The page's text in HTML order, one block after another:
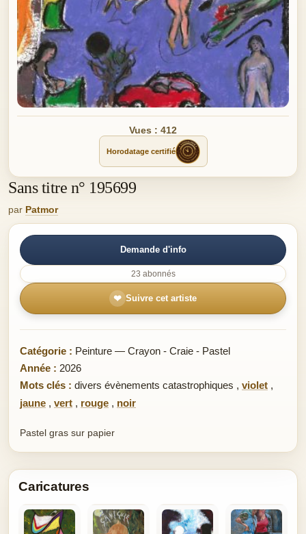
Vues : 412
Horodatage certifié
Sans titre n° 195699
par Patmor
Demande d'info
23 abonnés
❤ Suivre cet artiste
Catégorie : Peinture — Crayon - Craie - Pastel
Année : 2026
Mots clés : divers évènements catastrophiques , violet ,
jaune , vert , rouge , noir
Pastel gras sur papier
Caricatures